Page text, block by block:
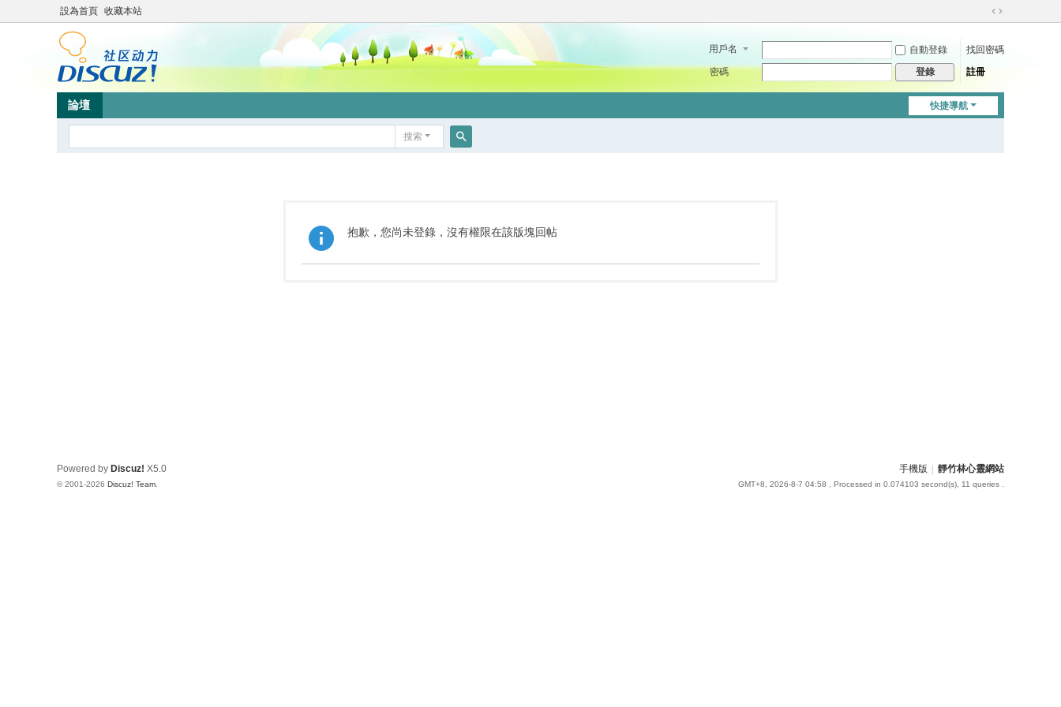
設為首頁 收藏本站
切
到
用戶名 自動登錄
找回密碼
密碼
登錄 註冊
快捷導航
論壇
搜索
抱歉，您尚未登錄，沒有權限在該版塊回帖
手機版 靜竹林心靈網站
GMT+8, 2026-8-7 04:58 , Processed in 0.074103 second(s), 11 queries .
Powered by Discuz! X5.0
© 2001-2026 Discuz! Team